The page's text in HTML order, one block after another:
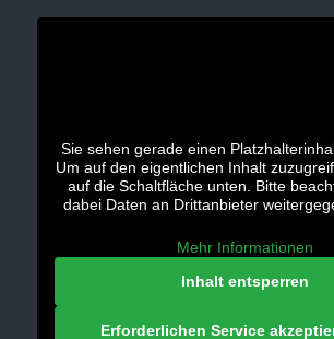
Sie sehen gerade einen
Um auf den eigentlichen Inhalt
auf die Schaltfläche unten. Bitte
dabei Daten an Drittanbieter
Mehr Informationen
Inhalt entsperren
Erforderlichen Service